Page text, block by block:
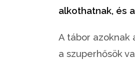
alkothatnak, és
A tábor azoknak
a szuperhősök